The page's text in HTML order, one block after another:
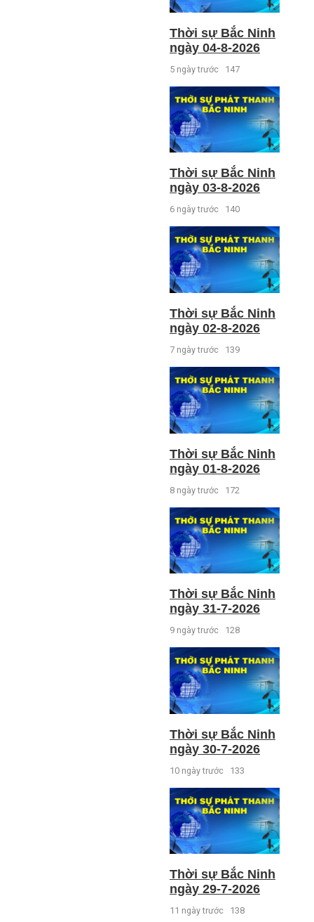
Thời sự Bắc Ninh
ngày 04-8-2026
5 ngày trước 147
Thời sự Bắc Ninh
ngày 03-8-2026
6 ngày trước 140
Thời sự Bắc Ninh
ngày 02-8-2026
7 ngày trước 139
Thời sự Bắc Ninh
ngày 01-8-2026
8 ngày trước 172
Thời sự Bắc Ninh
ngày 31-7-2026
9 ngày trước 128
Thời sự Bắc Ninh
ngày 30-7-2026
10 ngày trước 133
Thời sự Bắc Ninh
ngày 29-7-2026
11 ngày trước 138